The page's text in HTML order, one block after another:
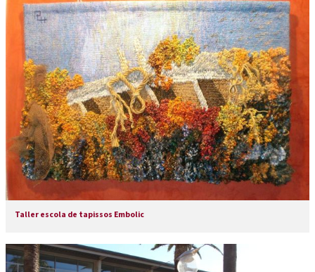
Taller escola de tapissos Embolic